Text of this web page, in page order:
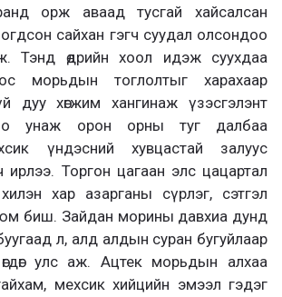
орж аваад тусгай хайсалсан
сайхан гэгч суудал олсондоо
Тэнд өдрийн хоол идэж суухдаа
морьдын тоглолтыг харахаар
дуу хөгжим хангинаж үзэсгэлэнт
унаж орон орны туг далбаа
үндэсний хувцастай залуус
ирлээ. Торгон цагаан элс цацартал
хар азарганы сүрлэг, сэтгэл
юм биш. Зайдан морины давхиа дунд
л, алд алдын суран бугуйлаар
улс аж. Ацтек морьдын алхаа
мехсик хийцийн эмээл гэдэг